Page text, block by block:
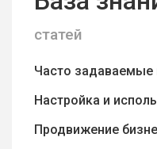
статей
Часто задаваемые
Настройка и
Продвижение